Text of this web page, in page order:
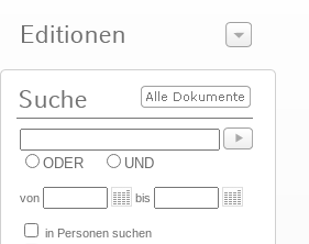
ODER UND
von bis
in Personen suchen